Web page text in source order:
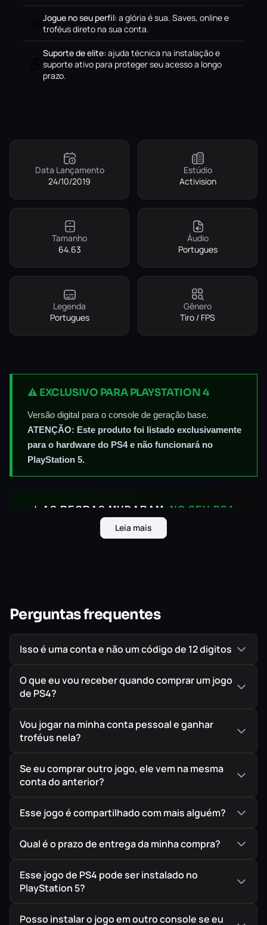
Jogue no seu perfil: a glória é sua. Saves, online e
troféus direto na sua conta.
Suporte de elite: ajuda técnica na instalação e
suporte ativo para proteger seu acesso a longo
prazo.
Data Lançamento
24/10/2019
Estúdio
Activision
Tamanho
64.63
Áudio
Portugues
Legenda
Portugues
Gênero
Tiro / FPS
⚠️ EXCLUSIVO PARA PLAYSTATION 4
Versão digital para o console de geração base.
ATENÇÃO: Este produto foi listado exclusivamente
para o hardware do PS4 e não funcionará no
PlayStation 5.
★ AS REGRAS MUDARAM. NO SEU PS4.
Call of Duty®: Modern Warfare® (2019)
retorna em uma reimaginação crua e
provocativa, projetada do zero para oferecer o
Assuma o papel de operadores letais da Força-
Participe de operações secretas que abrangem
cenários europeus icônicos e a volatilidade do
para o seuPlayStation 4.
Uma narrativa intensa, com missões de infiltração
noturna e invasões táticas CQC que testam seus
Leia mais
Perguntas frequentes
Isso é uma conta e não um código de 12 digitos
O que eu vou receber quando comprar um jogo
de PS4?
Vou jogar na minha conta pessoal e ganhar
troféus nela?
Se eu comprar outro jogo, ele vem na mesma
conta do anterior?
Esse jogo é compartilhado com mais alguém?
Qual é o prazo de entrega da minha compra?
Esse jogo de PS4 pode ser instalado no
PlayStation 5?
Posso instalar o jogo em outro console se eu